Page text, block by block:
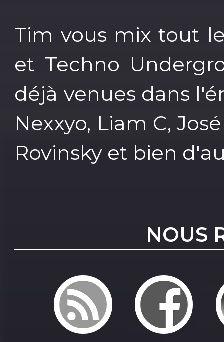
Tim vous mix tout
et Techno
déjà venues dans
Nexxyo, Liam C,
Rovinsky et bien
NOUS